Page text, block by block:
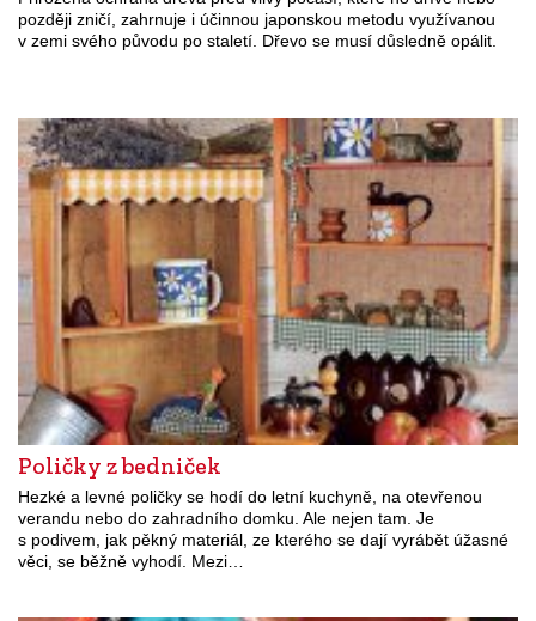
později zničí, zahrnuje i účinnou japonskou metodu využívanou
v zemi svého původu po staletí. Dřevo se musí důsledně opálit.
Poličky z bedniček
Hezké a levné poličky se hodí do letní kuchyně, na otevřenou
verandu nebo do zahradního domku. Ale nejen tam. Je
s podivem, jak pěkný materiál, ze kterého se dají vyrábět úžasné
věci, se běžně vyhodí. Mezi…